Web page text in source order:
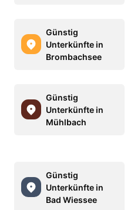
Günstig
Unterkünfte in
Brombachsee
Günstig
Unterkünfte in
Mühlbach
Günstig
Unterkünfte in
Bad Wiessee